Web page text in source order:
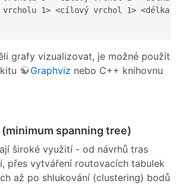
vrcholu 1> <cílový vrchol 1>
grafy vizualizovat, je možné použít
Graphviz nebo C++ knihovnu
spanning tree)
široké využití - od návrhů tras
přes vytváření routovacích tabulek
až po shlukování (clustering) bodů